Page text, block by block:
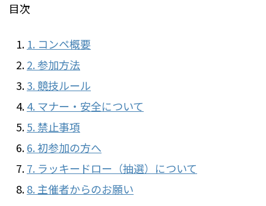
目次
1. コンペ概要
2. 参加方法
3. 競技ルール
4. マナー・安全について
5. 禁止事項
6. 初参加の方へ
7. ラッキードロー（抽選）について
8. 主催者からのお願い